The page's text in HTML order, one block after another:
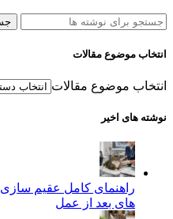
انتخاب موضوع مقالات
انتخاب موضوع مقالات
نوشته های اخیر
راهنمای کامل عقیم سازی
های بعد از عمل